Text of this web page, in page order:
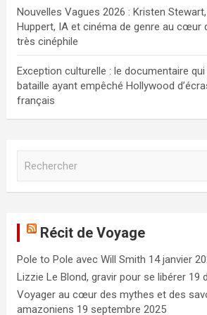
Nouvelles Vagues 2026 : Kristen
Huppert, IA et cinéma de genre au cœur
très cinéphile
Exception culturelle : le documentaire
bataille ayant empêché Hollywood
français
c
h
e
r
Récit de Voyage
Pole to Pole avec Will Smith 14 janvier
Lizzie Le Blond, gravir pour se libérer 19
Voyager au cœur des mythes et des
amazoniens 19 septembre 2025